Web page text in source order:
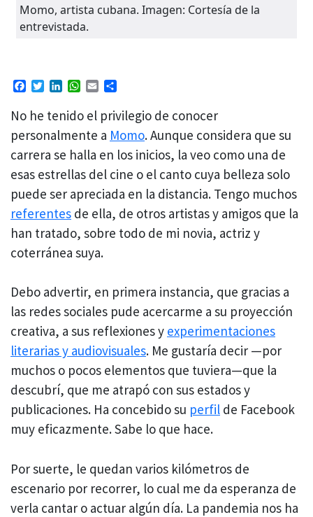
Momo, artista cubana. Imagen: Cortesía de la
entrevistada.
Facebook
TwitterLinkedIn
WhatsApp
Email
No he tenido el privilegio de conocer
personalmente a Momo. Aunque considera que su
carrera se halla en los inicios, la veo como una de
esas estrellas del cine o el canto cuya belleza solo
puede ser apreciada en la distancia. Tengo muchos
referentes de ella, de otros artistas y amigos que la
han tratado, sobre todo de mi novia, actriz y
coterránea suya.
Debo advertir, en primera instancia, que gracias a
las redes sociales pude acercarme a su proyección
creativa, a sus reflexiones y experimentaciones
literarias y audiovisuales. Me gustaría decir —por
muchos o pocos elementos que tuviera—que la
descubrí, que me atrapó con sus estados y
publicaciones. Ha concebido su perfil de Facebook
muy eficazmente. Sabe lo que hace.
Por suerte, le quedan varios kilómetros de
escenario por recorrer, lo cual me da esperanza de
verla cantar o actuar algún día. La pandemia nos ha